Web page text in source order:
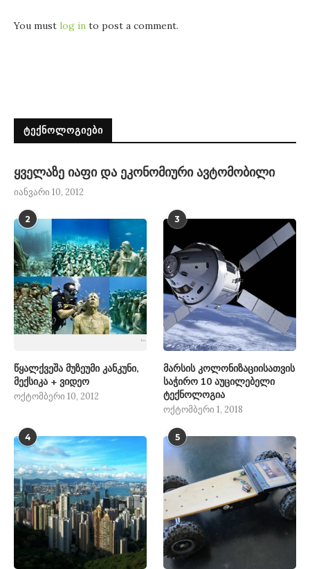
You must log in to post a comment.
ᲢᲔᲥᲜᲝᲚᲝᲒᲘᲔᲑᲘ
ყველაზე იაფი და ეკონომიური ავტომობილი
იანვარი 10, 2012
2
წყალქვეშა მუზეუმი კანკუნი,
მექსიკა + ვიდეო
ოქტომბერი 10, 2012
3
მარსის კოლონიზაციისათვის
საჭირო 10 აუცილებელი
ტექნოლოგია
ოქტომბერი 1, 2018
4 5